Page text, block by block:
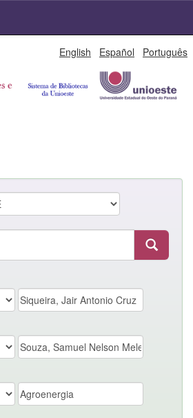
English Español Português